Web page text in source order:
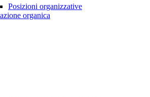
Posizioni organizzative
organica